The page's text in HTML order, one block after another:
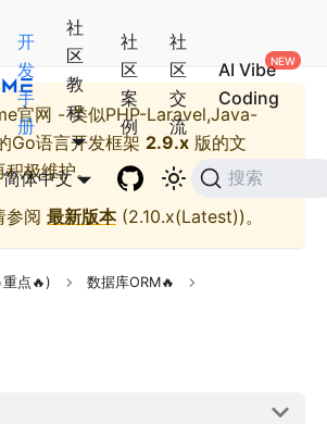
开
发
手
册
社
区
教
程
社
区
案
例
社
区
交
流
AI Vibe
Coding
简体中文 搜索
官网 - 类似PHP-Laravel,Java-
Go语言开发框架 2.9.x 版的文
极维护。
参阅 最新版本(2.10.x(Latest))。
点🔥) 数据库ORM🔥